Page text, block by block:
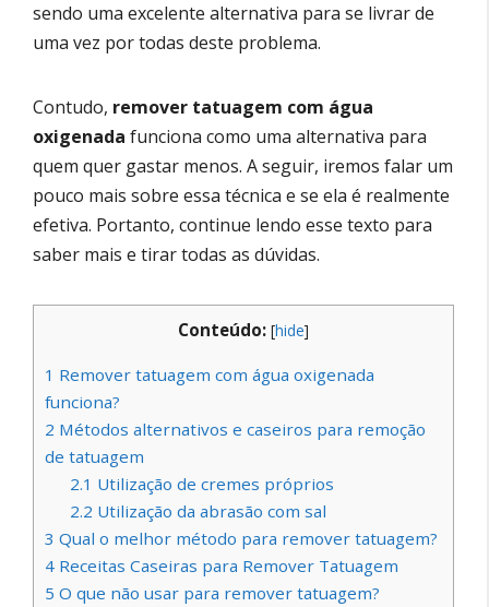
sendo uma excelente alternativa para se livrar de
uma vez por todas deste problema.
Contudo, remover tatuagem com água
oxigenada funciona como uma alternativa para
quem quer gastar menos. A seguir, iremos falar um
pouco mais sobre essa técnica e se ela é realmente
efetiva. Portanto, continue lendo esse texto para
saber mais e tirar todas as dúvidas.
Conteúdo: [hide]
1 Remover tatuagem com água oxigenada
funciona?
2 Métodos alternativos e caseiros para remoção
de tatuagem
2.1 Utilização de cremes próprios
2.2 Utilização da abrasão com sal
3 Qual o melhor método para remover tatuagem?
4 Receitas Caseiras para Remover Tatuagem
5 O que não usar para remover tatuagem?